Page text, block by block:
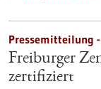
Pressemitteilung
Freiburger
zertifiziert